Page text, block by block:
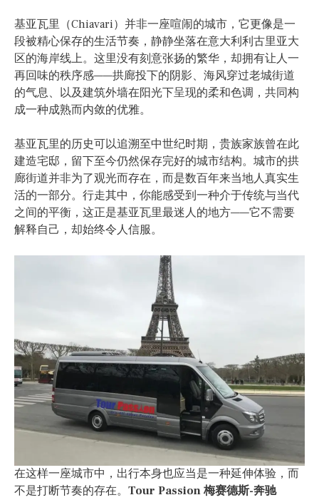
基亚瓦里（Chiavari）并非一座喧闹的城市，它更像是一
段被精心保存的生活节奏，静静坐落在意大利利古里亚大
区的海岸线上。这里没有刻意张扬的繁华，却拥有让人一
再回味的秩序感——拱廊投下的阴影、海风穿过老城街道
的气息、以及建筑外墙在阳光下呈现的柔和色调，共同构
成一种成熟而内敛的优雅。
基亚瓦里的历史可以追溯至中世纪时期，贵族家族曾在此
建造宅邸，留下至今仍然保存完好的城市结构。城市的拱
廊街道并非为了观光而存在，而是数百年来当地人真实生
活的一部分。行走其中，你能感受到一种介于传统与当代
之间的平衡，这正是基亚瓦里最迷人的地方——它不需要
解释自己，却始终令人信服。
在这样一座城市中，出行本身也应当是一种延伸体验，而
不是打断节奏的存在。 Tour Passion 梅赛德斯-奔驰